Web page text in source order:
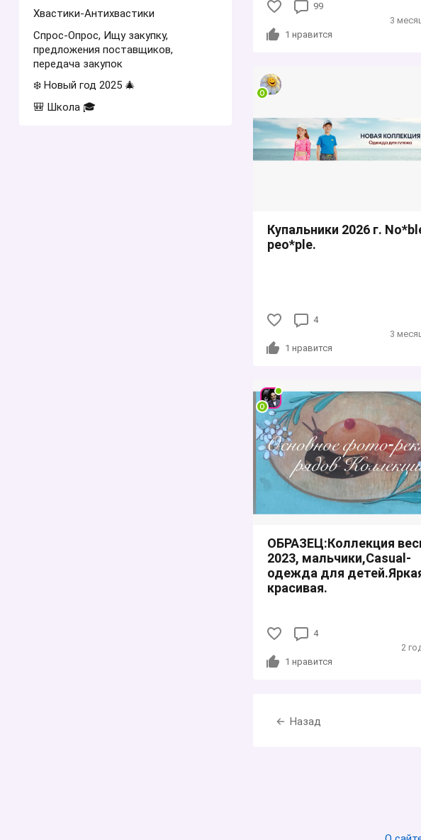
Хвастики-Антихвастики
Спрос-Опрос, Ищу закупку,
предложения поставщиков,
передача закупок
❄️ Новый год 2025 🎄
🎒 Школа 🎓
99
1 нравится
3
Купальники 2026 г.
peo*ple.
4
1 нравится
3
ОБРАЗЕЦ:Коллекция
2023, мальчики,Саsuаl-
одежда для
красивая.
4
1 нравится
2
Назад